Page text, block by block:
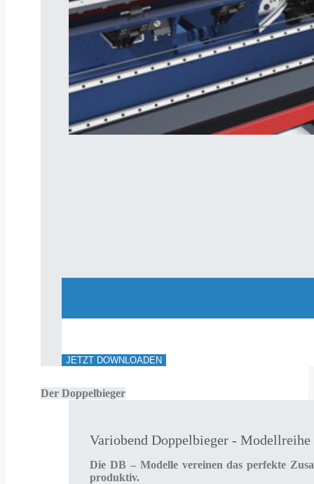
JETZT DOWNLOADEN
Der Doppelbieger
Variobend Doppelbieger - Modellreihe
Die DB – Modelle vereinen das perfekte
produktiv.